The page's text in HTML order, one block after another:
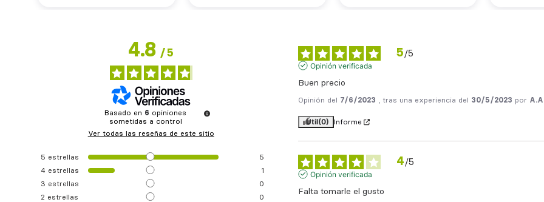
4.8/5
Basado en 6 opiniones
sometidas a control
Ver todas las reseñas de este sitio
5 estrellas
5
4 estrellas
1
3 estrellas
0
2 estrellas 0
5/5
Opinión verificada
Buen precio
Opinión del 7/6/2023 , tras una experiencia del 30/5/2023 por
Útil(0) Informe
4/5
Opinión verificada
Falta tomarle el gusto